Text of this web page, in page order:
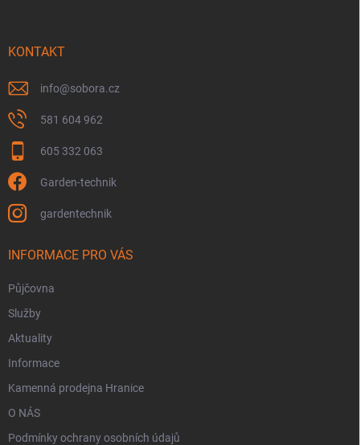
KONTAKT
info@sobora.cz
581 604 962
605 332 063
Garden-technik
gardentechnik
INFORMACE PRO VÁS
Půjčovna
Služby
Aktuality
Informace
Kamenná prodejna Hranice
O NÁS
Podmínky ochrany osobních údajů